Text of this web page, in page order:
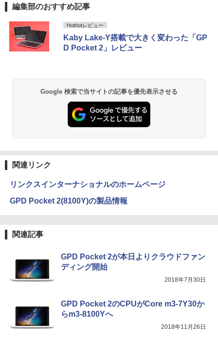
パソコン すぐ使える オフィス付きPC 送
料無料
￥22,770
証(USB-C)]
￥16,980
Anker Soundcore P40i オフホワイト
￥7,990
￥5,990
【2026年アップグレード版】AOKIMI ワイヤ
学/WEB会議(ホワイト)
Xiaomi シャオミ REDMI Buds 8 Lite ワイヤ
レスイヤホン Bluetooth 5.4 ノイズキャンセ
リング ANC 36時間再生
BRUCE WAYNE feat. Flo Milli, ATL Jacob
￥250
[Explicit]
￥250
On My Road (Stadium ver.)
BUGS LIFE
【Amazon.co.jp限定】 い・ろ・は・す 2L P
￥1,112
富士山の天然水 バナジウム含有 水 ミネラル
ウォーター ペットボトル 静岡県産 500ミリリ
ットル (Smart Basic)
￥1,380
￥1,625
コカ・コーラ やかんの麦茶 from 爽健美茶 ラ
￥2,009
薬屋のひとりごと 17巻 (デジタル版ビッグガ
￥770
エース)
￥832
HUNTER×HUNTER モノクロ版 39 (ジャンプ
スーパーの裏でヤニ吸うふたり 9巻 (デジタル
編集部のおすすめ記事
Hothotレビュー
Kaby Lake-Y搭載で大きく変わった「GP
D Pocket 2」レビュー
Google 検索で当サイトの記事を優先表示させる
関連リンク
リンクスインターナショナルのホームページ
GPD Pocket 2(8100Y)の製品情報
関連記事
GPD Pocket 2が本日よりクラウドファン
ディング開始
2018年7月30日
GPD Pocket 2のCPUがCore m3-7Y30か
らm3-8100Yへ
2018年11月26日